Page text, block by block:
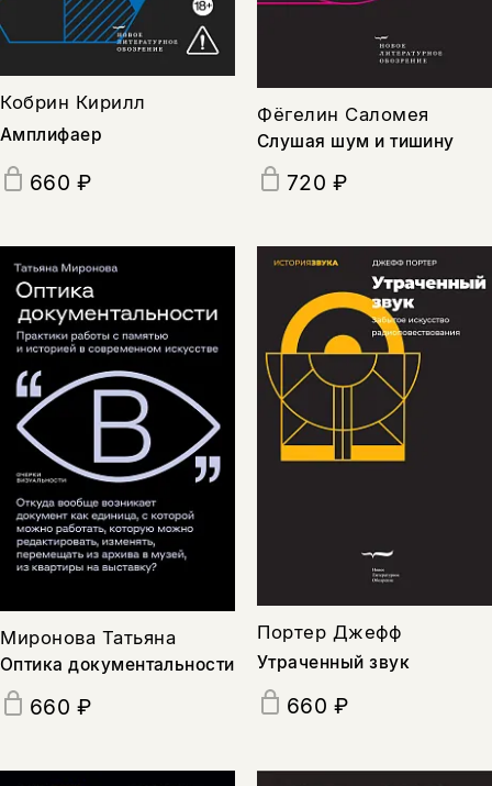
Кобрин Кирилл
Амплифаер
660 ₽
Фёгелин Саломея
Слушая шум и тишину
720 ₽
Миронова Татьяна
Оптика документальности
660 ₽
Портер Джефф
Утраченный звук
660 ₽
Подписка на рассылку
нет в продаже.